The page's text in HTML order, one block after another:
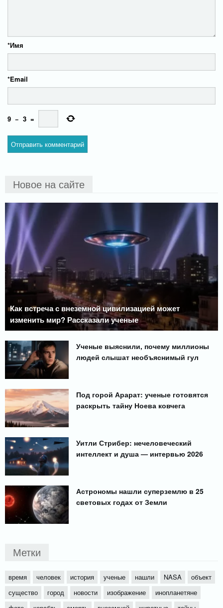
Имя
*
Email
*
9 − 3 =
Новое на сайте
Как встреча с внеземной цивилизацией может
изменить мир? Рассказали ученые
Ученые выяснили, почему миллионы
людей слышат необъяснимый гул
Под горой Арарат: ученые готовятся
раскрыть тайну Ноева ковчега
Уитли Стрибер: нечеловеческий
интеллект и душа — интервью 2026
Астрономы нашли суперземлю в 25
световых годах от Земли
Метки
время человек история ученые нашли NASA
объект
существо
город новости изображение
инопланетяне